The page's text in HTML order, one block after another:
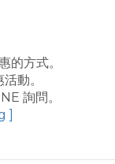
的方式。
動。
詢問。
]